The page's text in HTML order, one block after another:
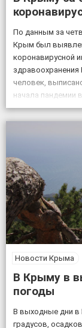
По данным за
Крым был
коронавирусной
здравоохранения
человек,
начала пандемии
заболевания
подтвержденным
Новости Крыма
В Крыму в
погоды
В выходные дни в
градусов,